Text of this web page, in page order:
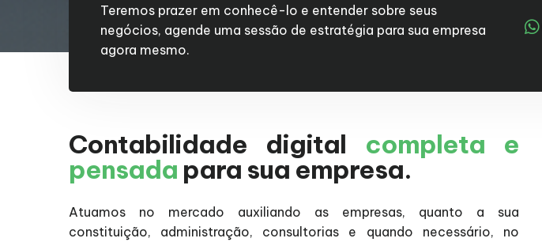
Teremos prazer em conhecê-lo e entender sobre seus
negócios, agende uma sessão de estratégia para sua empresa
agora mesmo.
Contabilidade digital completa e
pensada para sua empresa.
Atuamos no mercado auxiliando as empresas, quanto a sua
constituição, administração, consultorias e quando necessário, no